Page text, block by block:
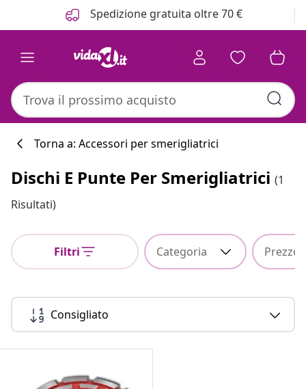
Spedizione gratuita oltre 70 €
Torna a: Accessori per smerigliatrici
Dischi E Punte Per Smerigliatrici (1
Risultati)
Filtri Categoria Prezzo
Consigliato